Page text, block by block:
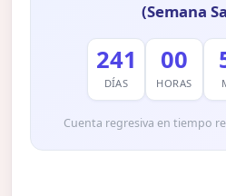
(Semana
241
DÍAS
00
HORAS
Cuenta regresiva en tiempo